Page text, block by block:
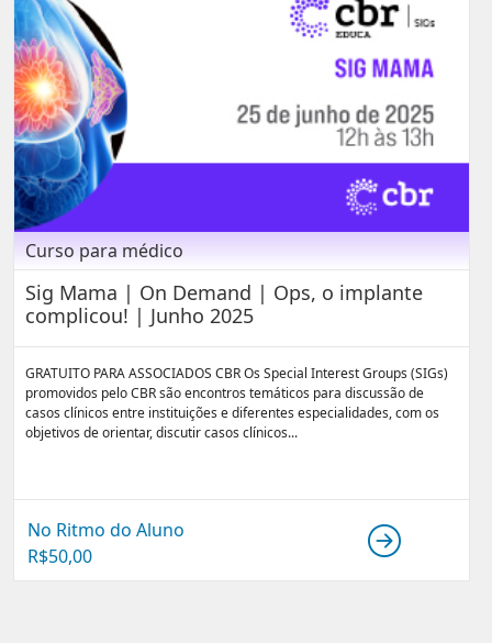
Curso para médico
Sig Mama | On Demand | Ops, o implante
complicou! | Junho 2025
GRATUITO PARA ASSOCIADOS CBR Os Special Interest Groups (SIGs)
promovidos pelo CBR são encontros temáticos para discussão de
casos clínicos entre instituições e diferentes especialidades, com os
objetivos de orientar, discutir casos clínicos...
No Ritmo do Aluno
R$50,00